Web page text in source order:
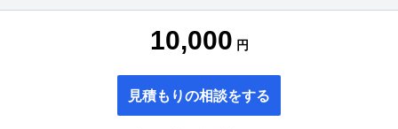
10,000 円
見積もりの相談をする